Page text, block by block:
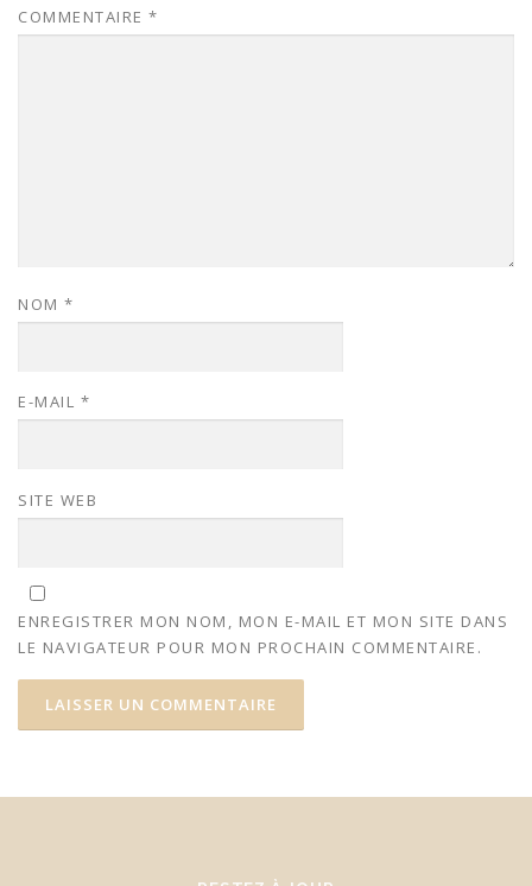
COMMENTAIRE *
NOM *
E-MAIL *
SITE WEB
ENREGISTRER MON NOM, MON E-MAIL ET MON SITE DANS
LE NAVIGATEUR POUR MON PROCHAIN COMMENTAIRE.